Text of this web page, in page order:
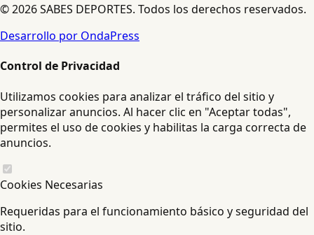
© 2026 SABES DEPORTES. Todos los derechos reservados.
Desarrollo por OndaPress
Control de Privacidad
Utilizamos cookies para analizar el tráfico del sitio y
personalizar anuncios. Al hacer clic en "Aceptar todas",
permites el uso de cookies y habilitas la carga correcta de
anuncios.
Cookies Necesarias
Requeridas para el funcionamiento básico y seguridad del
sitio.